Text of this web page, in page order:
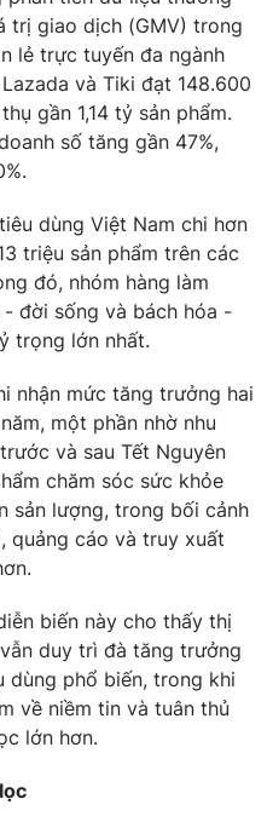
video
Thể thao
Bất động sản
lòng Việt
trị giao dịch (GMV) trong
lẻ trực tuyến đa ngành
và Tiki đạt 148.600
gần 1,14 tỷ sản phẩm.
số tăng gần 47%,
dùng Việt Nam chi hơn
triệu sản phẩm trên các
đó, nhóm hàng làm
đời sống và bách hóa -
trọng lớn nhất.
nhận mức tăng trưởng hai
một phần nhờ nhu
và sau Tết Nguyên
chăm sóc sức khỏe
sản lượng, trong bối cảnh
quảng cáo và truy xuất
biến này cho thấy thị
duy trì đà tăng trưởng
dùng phổ biến, trong khi
về niềm tin và tuân thủ
lớn hơn.